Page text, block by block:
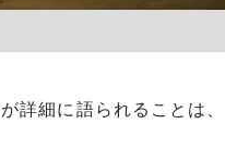
細に語られることは、